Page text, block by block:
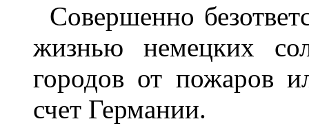
Совершенно
жизнью немецких
городов от пожаров
счет Германии.